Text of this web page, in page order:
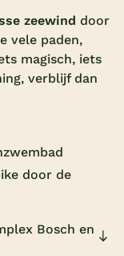
zeewind door
vele paden,
magisch, iets
verblijf dan
door de
Bosch en